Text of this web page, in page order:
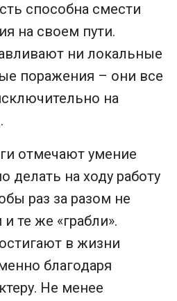
способна смести
на своем пути.
ни локальные
поражения – они все
на
отмечают умение
делать на ходу работу
раз за разом не
и те же «грабли».
в жизни
благодаря
Не менее